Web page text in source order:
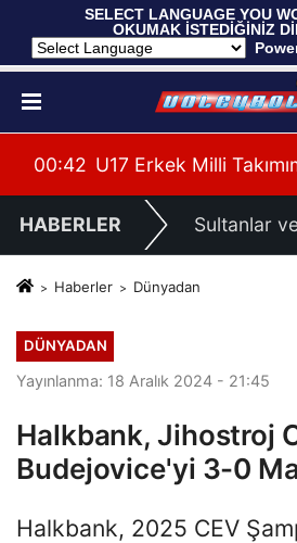
SELECT LANGUAGE YOU
OKUMAK İSTEDİĞİNİZ
00:37 Filenin Sultanları,
HABERLER Sultanlar
Haberler Dünyadan
DÜNYADAN
Yayınlanma: 18 Aralık 2024 - 21:45
Halkbank, Jihostroj
Budejovice'yi 3-0
Halkbank, 2025 CEV